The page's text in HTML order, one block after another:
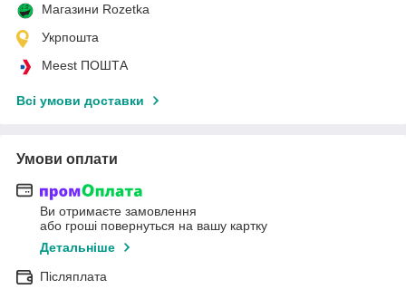
Магазини Rozetka
Укрпошта
Meest ПОШТА
Всі умови доставки
Умови оплати
Ви отримаєте замовлення
або гроші повернуться на вашу картку
Детальніше
Післяплата